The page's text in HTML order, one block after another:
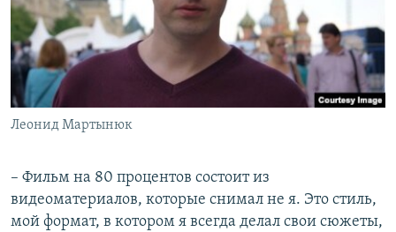
Леонид Мартынюк
– Фильм на 80 процентов состоит из
видеоматериалов, которые снимал не я. Это стиль,
мой формат, в котором я всегда делал свои сюжеты,